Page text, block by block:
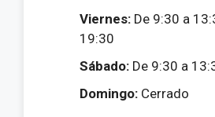
Viernes: De 9:30 a
19:30
Sábado: De 9:30 a
Domingo: Cerrado